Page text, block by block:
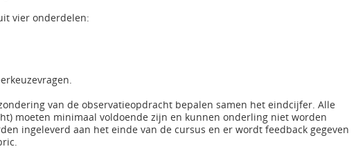
vier onderdelen:
van de observatieopdracht bepalen samen het eindcijfer. Alle
moeten minimaal voldoende zijn en kunnen onderling niet worden
ingeleverd aan het einde van de cursus en er wordt feedback gegeven